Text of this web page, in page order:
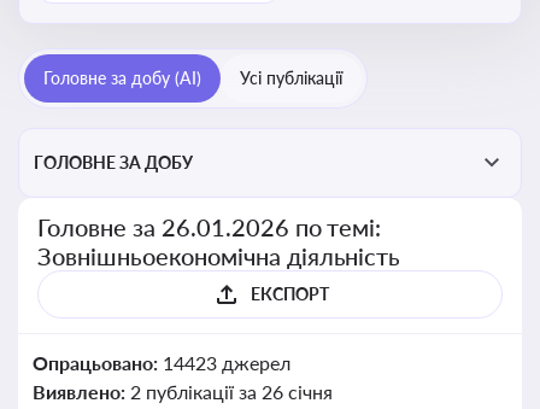
Головне за добу (AI) Усі публікації
ГОЛОВНЕ ЗА ДОБУ
Головне за 26.01.2026 по темі:
Зовнішньоекономічна діяльність
ЕКСПОРТ
Опрацьовано: 14423 джерел
Виявлено: 2 публікації за 26 січня